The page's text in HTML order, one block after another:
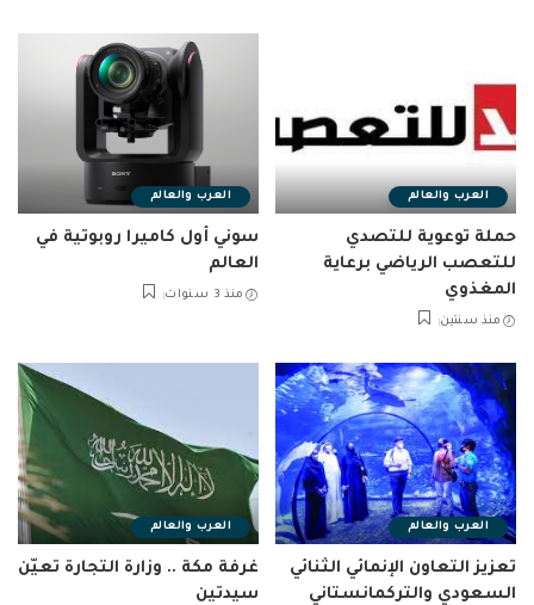
العرب والعالم
حملة توعوية للتصدي
للتعصب الرياضي برعاية
المغذوي
منذ سنتين
العرب والعالم
سوني أول كاميرا روبوتية في
العالم
منذ 3 سنوات
العرب والعالم
تعزيز التعاون الإنمائي الثنائي
السعودي والتركمانستاني
العرب والعالم
غرفة مكة .. وزارة التجارة تعيّن
سيدتين